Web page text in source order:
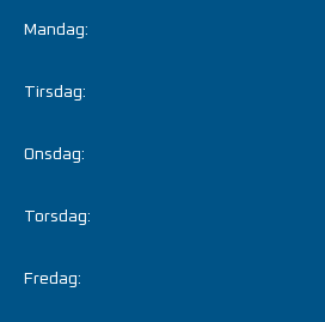
Mandag:
Tirsdag:
Onsdag:
Torsdag:
Fredag: